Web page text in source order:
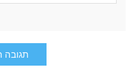
תגובה